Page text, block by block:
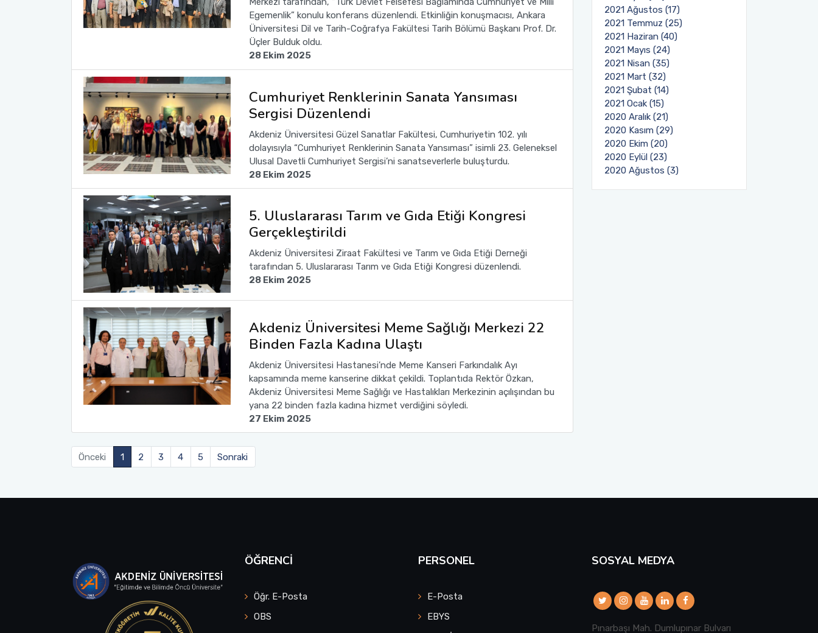
Egemenlik” konulu konferans düzenlendi. Etkinliğin konuşmacısı, Ankara
Üniversitesi Dil ve Tarih-Coğrafya Fakültesi Tarih Bölümü Başkanı Prof. Dr.
Üçler Bulduk oldu.
28 Ekim 2025
Cumhuriyet Renklerinin Sanata Yansıması
Sergisi Düzenlendi
Akdeniz Üniversitesi Güzel Sanatlar Fakültesi, Cumhuriyetin 102. yılı
dolayısıyla “Cumhuriyet Renklerinin Sanata Yansıması” isimli 23. Geleneksel
Ulusal Davetli Cumhuriyet Sergisi’ni sanatseverlerle buluşturdu.
28 Ekim 2025
5. Uluslararası Tarım ve Gıda Etiği Kongresi
Gerçekleştirildi
Akdeniz Üniversitesi Ziraat Fakültesi ve Tarım ve Gıda Etiği Derneği
tarafından 5. Uluslararası Tarım ve Gıda Etiği Kongresi düzenlendi.
28 Ekim 2025
Akdeniz Üniversitesi Meme Sağlığı Merkezi 22
Binden Fazla Kadına Ulaştı
Akdeniz Üniversitesi Hastanesi’nde Meme Kanseri Farkındalık Ayı
kapsamında meme kanserine dikkat çekildi. Toplantıda Rektör Özkan,
Akdeniz Üniversitesi Meme Sağlığı ve Hastalıkları Merkezinin açılışından bu
yana 22 binden fazla kadına hizmet verdiğini söyledi.
27 Ekim 2025
Önceki 1 2 3 4 5 Sonraki
2021 Ağustos (17)
2021 Temmuz (25)
2021 Haziran (40)
2021 Mayıs (24)
2021 Nisan (35)
2021 Mart (32)
2021 Şubat (14)
2021 Ocak (15)
2020 Aralık (21)
2020 Kasım (29)
2020 Ekim (20)
2020 Eylül (23)
2020 Ağustos (3)
ÖĞRENCI
Öğr. E-Posta
OBS
PERSONEL
E-Posta
EBYS
SOSYAL MEDYA
Pınarbaşı Mah. Dumlupınar Bulvarı